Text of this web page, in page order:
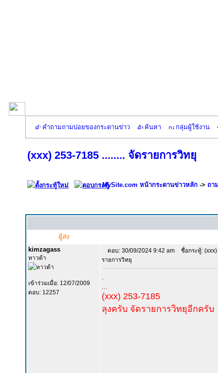
คำถามถามบ่อยของกระดานข่าว ค้นหา กลุ่มผู้ใช้งาน
(xxx) 253-7185 ........ จัดรายการวิทยุ
MySite.com หน้ากระดานข่าวหลัก -> ถา
ผู้ส่ง
kimzagass
หาวด้า
เข้าร่วมเมื่อ: 12/07/2009
ตอบ: 12257
ตอบ: 30/09/2024 9:42 am
ชื่อกระทู้: (xxx)
รายการวิทยุ
(xxx) 253-7185
ลุงครับ จัดรายการวิทยุอีกครับ